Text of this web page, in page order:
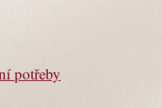
potřeby